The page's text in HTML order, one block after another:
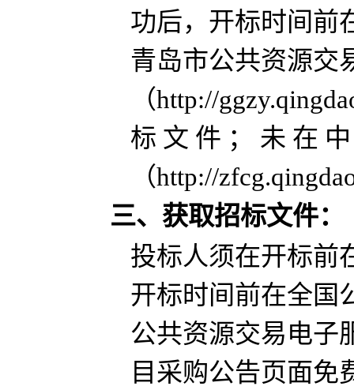
功后，开标时间前
青岛市公共资源交
（http://
标 文 件 ； 未 在
（http://
三、获取招标文件：
投标人须在开标前
开标时间前在全国
公共资源交易电子
目采购公告页面免